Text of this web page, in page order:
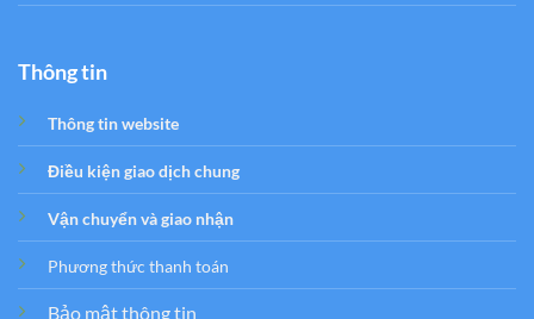
Thông tin
Thông tin website
Điều kiện giao dịch chung
Vận chuyển và giao nhận
Phương thức thanh toán
Bảo mật thông tin